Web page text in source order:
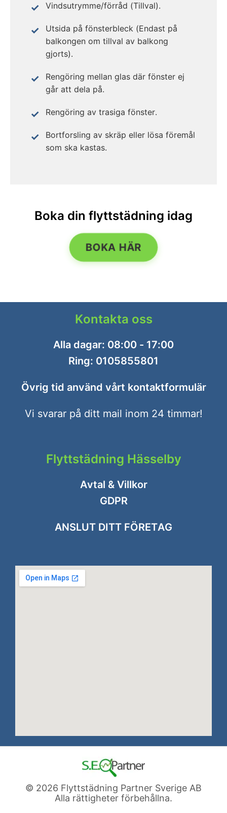
Vindsutrymme/förråd (Tillval).
Utsida på fönsterbleck (Endast på
balkongen om tillval av balkong
gjorts).
Rengöring mellan glas där fönster ej
går att dela på.
Rengöring av trasiga fönster.
Bortforsling av skräp eller lösa föremål
som ska kastas.
Boka din flyttstädning idag
BOKA HÄR
Kontakta oss
Alla dagar: 08:00 - 17:00
Ring: 0105855801
Övrig tid använd vårt kontaktformulär
Vi svarar på ditt mail inom 24 timmar!
Flyttstädning Hässelby
Avtal & Villkor
GDPR
ANSLUT DITT FÖRETAG
© 2026 Flyttstädning Partner Sverige AB
Alla rättigheter förbehållna.